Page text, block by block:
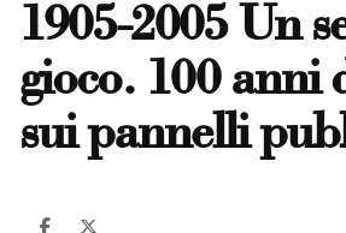
1905-2005 Un
gioco. 100 anni
sui pannelli